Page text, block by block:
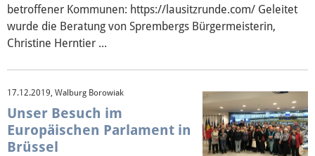
betroffener Kommunen: https://lausitzrunde.com/ Geleitet
wurde die Beratung von Sprembergs Bürgermeisterin,
Christine Herntier ...
17.12.2019, Walburg Borowiak
Unser Besuch im
Europäischen Parlament in
Brüssel